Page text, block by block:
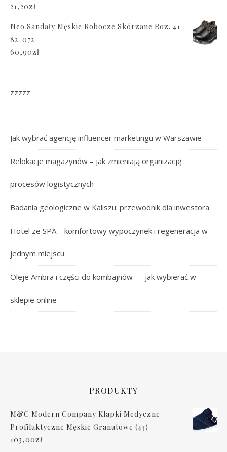
21,20zł
Neo Sandały Męskie Robocze Skórzane Roz. 41
82-072
60,90zł
zzzzz
Jak wybrać agencję influencer marketingu w Warszawie
Relokacje magazynów – jak zmieniają organizację
procesów logistycznych
Badania geologiczne w Kaliszu: przewodnik dla inwestora
Hotel ze SPA – komfortowy wypoczynek i regeneracja w
jednym miejscu
Oleje Ambra i części do kombajnów — jak wybierać w
sklepie online
PRODUKTY
M&C Modern Company Klapki Medyczne
Profilaktyczne Męskie Granatowe (43)
103,00zł